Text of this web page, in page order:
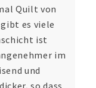
Quilt von
es viele
ist
im
und